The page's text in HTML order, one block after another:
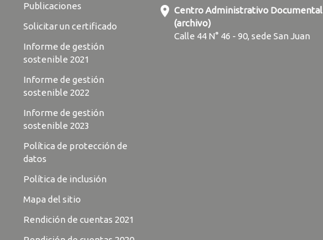
Publicaciones
Solicitar un certificado
Informe de gestión
sostenible 2021
Informe de gestión
sostenible 2022
Informe de gestión
sostenible 2023
Política de protección de
datos
Política de inclusión
Mapa del sitio
Rendición de cuentas 2021
location_on Centro Administrativo Documental
(archivo)
Calle 44 N° 46 - 90, sede San Juan